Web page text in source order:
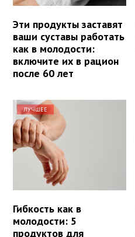
Эти продукты заставят
ваши суставы работать
как в молодости:
включите их в рацион
после 60 лет
ЛУЧШЕЕ
Гибкость как в
молодости: 5
продуктов для